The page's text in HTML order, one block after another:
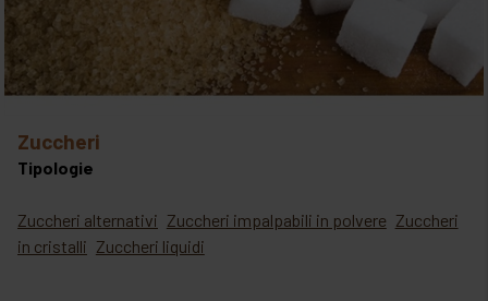
zuccheri
Tipologie
Zuccheri alternativi Zuccheri impalpabili in polvere Zuccheri
in cristalli Zuccheri liquidi